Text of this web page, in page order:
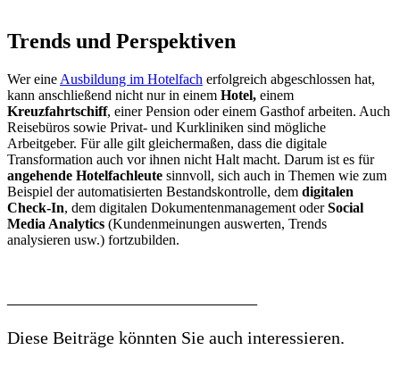
Trends und Perspektiven
Wer eine Ausbildung im Hotelfach erfolgreich abgeschlossen hat,
kann anschließend nicht nur in einem Hotel, einem
Kreuzfahrtschiff, einer Pension oder einem Gasthof arbeiten. Auch
Reisebüros sowie Privat- und Kurkliniken sind mögliche
Arbeitgeber. Für alle gilt gleichermaßen, dass die digitale
Transformation auch vor ihnen nicht Halt macht. Darum ist es für
angehende Hotelfachleute sinnvoll, sich auch in Themen wie zum
Beispiel der automatisierten Bestandskontrolle, dem digitalen
Check-In, dem digitalen Dokumentenmanagement oderSocial
Media Analytics (Kundenmeinungen auswerten, Trends
analysieren usw.) fortzubilden.
Diese Beiträge könnten Sie auch interessieren.